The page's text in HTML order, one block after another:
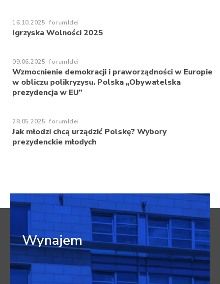
16.10.2025 forumIdei
Igrzyska Wolności 2025
09.06.2025 forumIdei
Wzmocnienie demokracji i praworządności w Europie
w obliczu polikryzysu. Polska „Obywatelska
prezydencja w EU”
28.05.2025 forumIdei
Jak młodzi chcą urządzić Polskę? Wybory
prezydenckie młodych
Wynajem